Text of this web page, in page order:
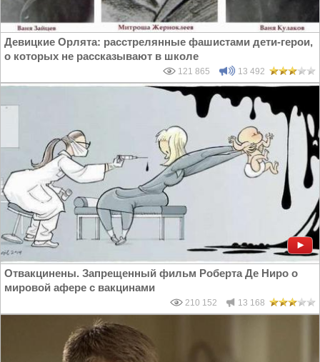
Девицкие Орлята: расстрелянные фашистами дети-герои,
о которых не рассказывают в школе
121 865 13 492
Отвакцинены. Запрещенный фильм Роберта Де Ниро о
мировой афере с вакцинами
210 152 13 168